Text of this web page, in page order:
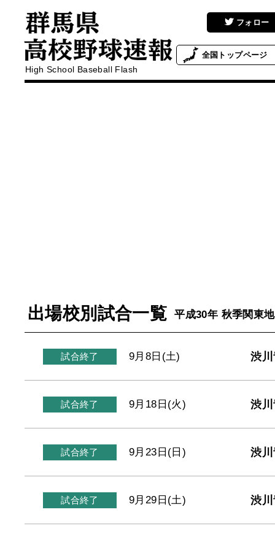
High School Baseball Flash
フォロー
全国 トップページ
出場校別試合一覧 平成30年 秋季関東
試合終了 9月8日(土) 渋
試合終了 9月18日(火) 渋
試合終了 9月23日(日) 渋
試合終了 9月29日(土) 渋